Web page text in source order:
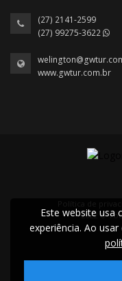
(27) 2141-2599
(27) 99275-3622
www.gwtur.com.br
2022 ©
Este website usa
experiência. Ao